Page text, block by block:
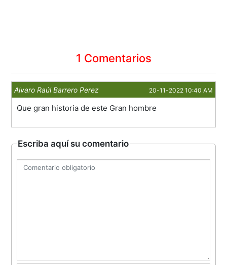
1 Comentarios
Alvaro Raúl Barrero Perez 20-11-2022 10:40 AM
Que gran historia de este Gran hombre
Escriba aquí su comentario